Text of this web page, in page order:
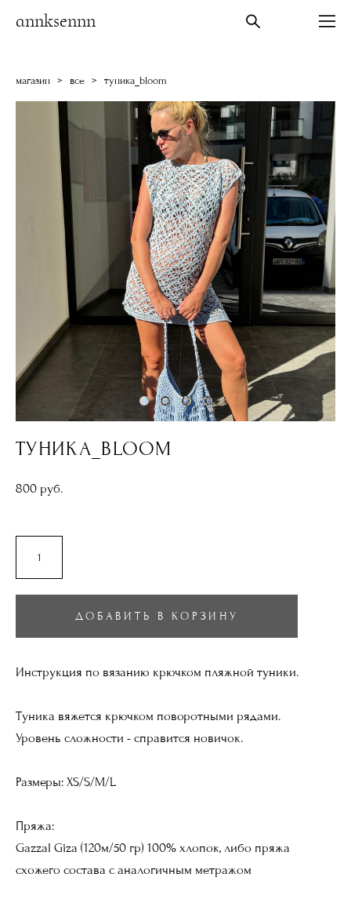
annksennn
магазин > все > туника_bloom
ТУНИКА_BLOOM
800 pуб.
ДОБАВИТЬ В КОРЗИНУ
Инструкция по вязанию крючком пляжной туники.
Туника вяжется крючком поворотными рядами.
Уровень сложности - справится новичок.
Размеры: XS/S/M/L
Пряжа:
Gazzal Giza (120м/50 гр) 100% хлопок, либо пряжа
схожего состава с аналогичным метражом